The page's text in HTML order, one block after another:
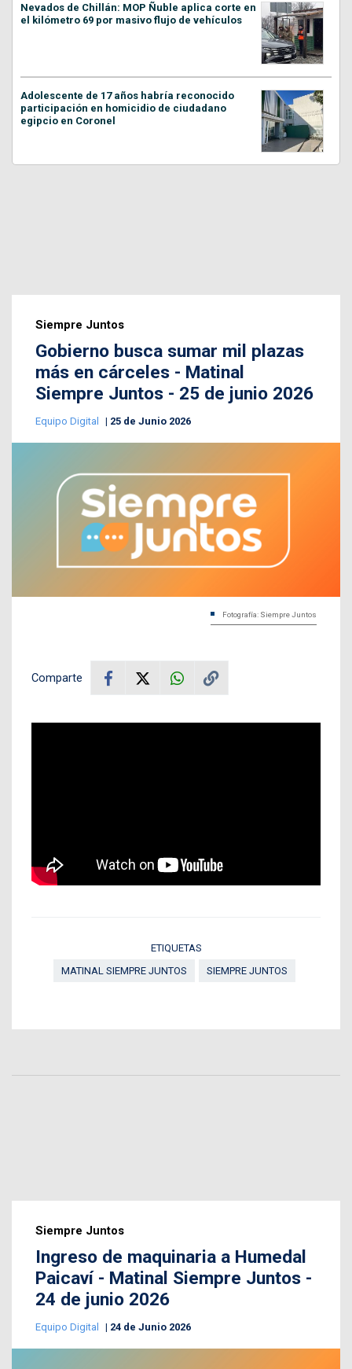
Nevados de Chillán: MOP Ñuble aplica corte en
el kilómetro 69 por masivo flujo de vehículos
Adolescente de 17 años habría reconocido
participación en homicidio de ciudadano
egipcio en Coronel
Siempre Juntos
Gobierno busca sumar mil plazas
más en cárceles - Matinal
Siempre Juntos - 25 de junio 2026
Equipo Digital 25 de Junio 2026
Fotografía: Siempre Juntos
Comparte
ETIQUETAS
MATINAL SIEMPRE JUNTOS
SIEMPRE JUNTOS
Siempre Juntos
Ingreso de maquinaria a Humedal
Paicaví - Matinal Siempre Juntos -
24 de junio 2026
Equipo Digital 24 de Junio 2026